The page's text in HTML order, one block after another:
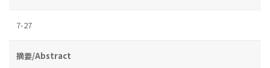
7-27
摘要/Abstract